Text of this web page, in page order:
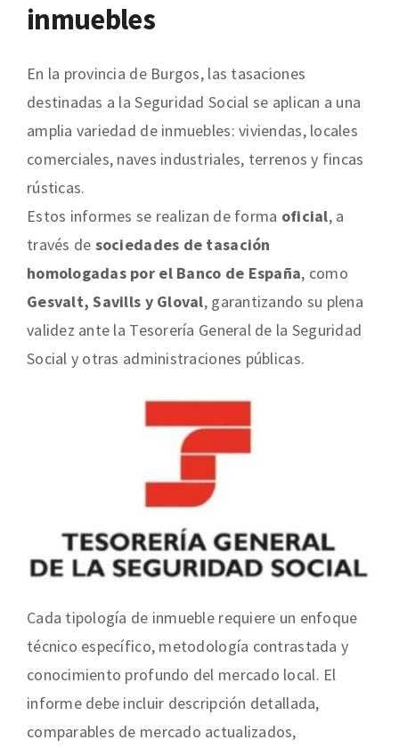
inmuebles
En la provincia de Burgos, las tasaciones
destinadas a la Seguridad Social se aplican a una
amplia variedad de inmuebles: viviendas, locales
comerciales, naves industriales, terrenos y fincas
rústicas.
Estos informes se realizan de forma oficial, a
través de sociedades de tasación
homologadas por el Banco de España, como
Gesvalt, Savills y Gloval, garantizando su plena
validez ante la Tesorería General de la Seguridad
Social y otras administraciones públicas.
Cada tipología de inmueble requiere un enfoque
técnico específico, metodología contrastada y
conocimiento profundo del mercado local. El
informe debe incluir descripción detallada,
comparables de mercado actualizados,